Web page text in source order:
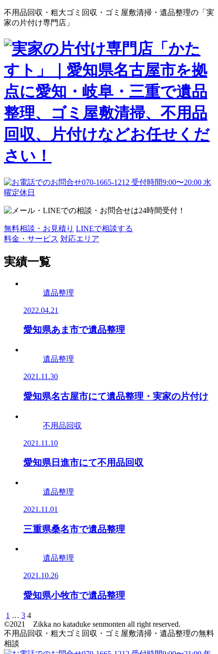
不用品回収・粗大ゴミ回収・ゴミ屋敷清掃・遺品整理の「実
家の片付け専門店」
無料相談・お見積り LINEで相談する
料金・サービス 対応エリア
実績一覧
遺品整理
2022.04.21
愛知県あま市で遺品整理
遺品整理
2021.11.30
愛知県名古屋市にて遺品整理・実家の片付け
不用品回収
2021.11.10
愛知県日進市にて不用品回収
遺品整理
2021.11.01
三重県桑名市で遺品整理
遺品整理
2021.10.26
愛知県小牧市で遺品整理
投
稿
の
1 … 3 4
©︎2021 Zikka no kataduke senmonten all right reserved.
不用品回収・粗大ゴミ回収・ゴミ屋敷清掃・遺品整理の無料
相談